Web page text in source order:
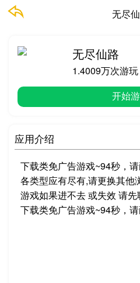
无尽
无尽仙路
1.4009万次游玩
开始
应用介绍
下载类免广告游戏~94秒，
各类型应有尽有,请更换其他
游戏如果进不去 或失效 请先
下载类免广告游戏~94秒，